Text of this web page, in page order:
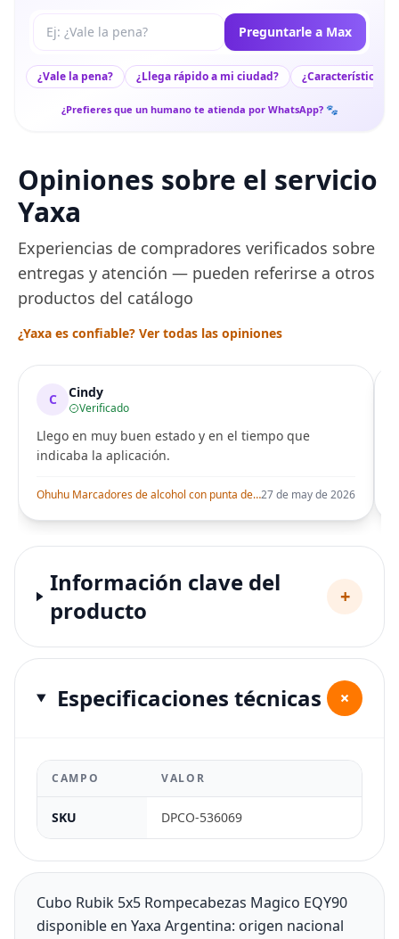
Tu pregunta a Max Preguntarle a Max
¿Vale la pena? ¿Llega rápido a mi ciudad? ¿Características
¿Prefieres que un humano te atienda por WhatsApp? 🐾
Opiniones sobre el servicio
Yaxa
Experiencias de compradores verificados sobre
entregas y atención — pueden referirse a otros
productos del catálogo
¿Yaxa es confiable? Ver todas las opiniones
C Cindy
Verificado
Llego en muy buen estado y en el tiempo que
indicaba la aplicación.
Ohuhu Marcadores de alcohol con punta de pincel – Juego de marcadores artísticos de doble punta con certificación AP para artistas adultos27 de may de 2026
Información clave del
producto
+
Especificaciones técnicas +
CAMPO VALOR
SKU DPCO-536069
Cubo Rubik 5x5 Rompecabezas Magico EQY90
disponible en Yaxa Argentina: origen nacional